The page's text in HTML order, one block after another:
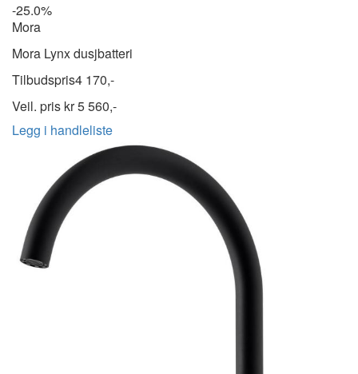
-25.0%
Mora
Mora Lynx dusjbatteri
Tilbudspris4 170,-
Veil. pris kr5 560,-
Legg i handleliste